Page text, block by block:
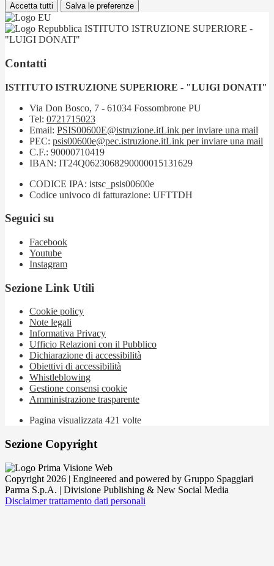
Accetta tutti Salva le preferenze
ISTITUTO ISTRUZIONE SUPERIORE -
"LUIGI DONATI"
Contatti
ISTITUTO ISTRUZIONE SUPERIORE - "LUIGI DONATI"
Via Don Bosco, 7 - 61034 Fossombrone PU
Tel: 0721715023
Email: PSIS00600E@istruzione.itLink per inviare una mail
PEC: psis00600e@pec.istruzione.itLink per inviare una mail
C.F.: 90000710419
IBAN: IT24Q0623068290000015131629
CODICE IPA: istsc_psis00600e
Codice univoco di fatturazione: UFTTDH
Seguici su
Facebook
Youtube
Instagram
Sezione Link Utili
Cookie policy
Note legali
Informativa Privacy
Ufficio Relazioni con il Pubblico
Dichiarazione di accessibilità
Obiettivi di accessibilità
Whistleblowing
Gestione consensi cookie
Amministrazione trasparente
Pagina visualizzata 421 volte
Sezione Copyright
Copyright 2026 | Engineered and powered by Gruppo Spaggiari
Parma S.p.A. | Divisione Publishing & New Social Media
Disclaimer trattamento dati personali